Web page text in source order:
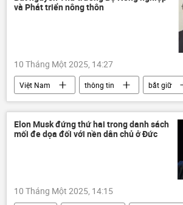
và Phát triển nông thôn
10 Tháng Một 2025, 14:27
Việt Nam thông tin
bắt giữ
tham ô
Сuộc chiến chống tham nhũng ở Việt Nam
tham nhũng vặt
Tham ô tài sản
Elon Musk đứng thứ hai trong danh sách
mối đe dọa đối với nền dân chủ ở Đức
10 Tháng Một 2025, 14:15